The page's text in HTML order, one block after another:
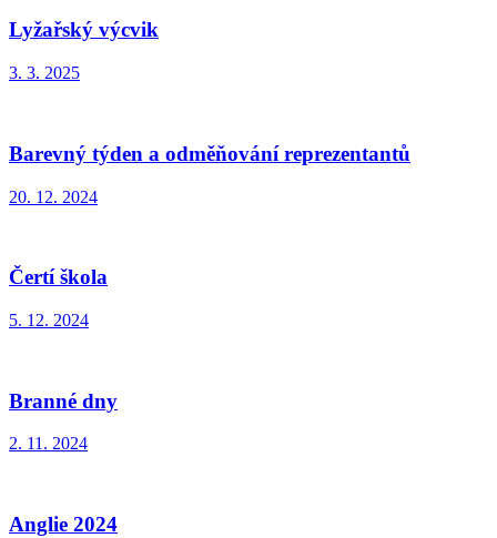
Lyžařský výcvik
3. 3. 2025
Barevný týden a odměňování reprezentantů
20. 12. 2024
Čertí škola
5. 12. 2024
Branné dny
2. 11. 2024
Anglie 2024